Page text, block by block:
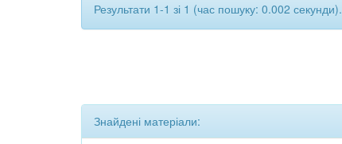
Результати 1-1 зі 1 (час пошуку: 0.002 секунди).
Знайдені матеріали: